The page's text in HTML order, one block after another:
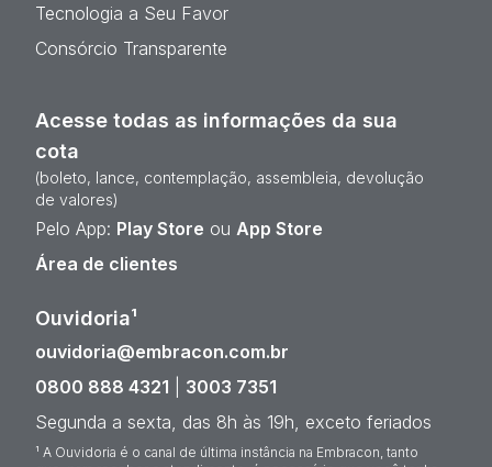
Tecnologia a Seu Favor
Consórcio Transparente
Acesse todas as informações da sua
cota
(boleto, lance, contemplação, assembleia, devolução
de valores)
Pelo App: Play Store ou App Store
Área de clientes
Ouvidoria¹
ouvidoria@embracon.com.br
0800 888 4321
3003 7351
Segunda a sexta, das 8h às 19h, exceto feriados
¹ A Ouvidoria é o canal de última instância na Embracon, tanto